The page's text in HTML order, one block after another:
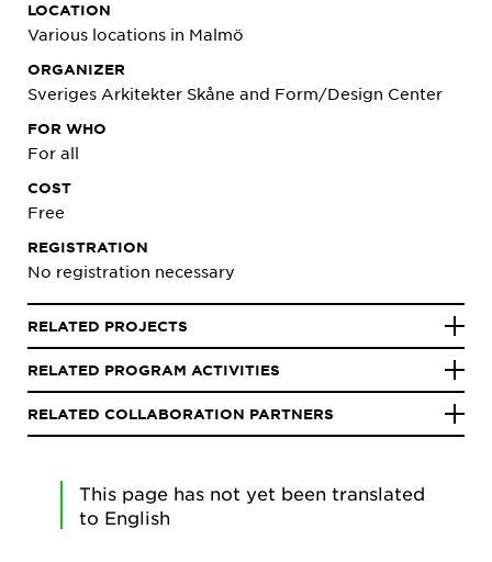
This page has not yet been translated
to English
LOCATION
Various locations in Malmö
ORGANIZER
Sveriges Arkitekter Skåne and Form/Design Center
FOR WHO
For all
COST
Free
REGISTRATION
No registration necessary
RELATED PROJECTS
RELATED PROGRAM ACTIVITIES
RELATED COLLABORATION PARTNERS